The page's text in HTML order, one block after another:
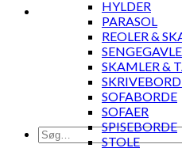
Søg
HYLDER
PARASOL
REOLER &
SENGEGAVLE
SKAMLER &
SOFABORDE
SOFAER
SPISEBORDE
STOLE